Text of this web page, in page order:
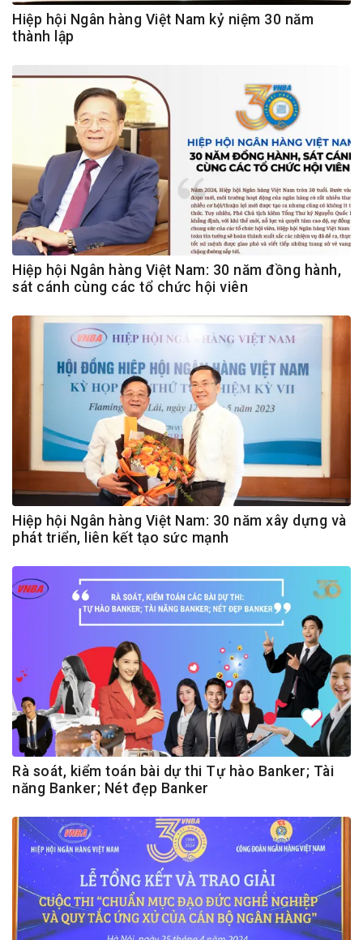
Hiệp hội Ngân hàng Việt Nam kỷ niệm 30 năm
thành lập
Hiệp hội Ngân hàng Việt Nam: 30 năm đồng hành,
sát cánh cùng các tổ chức hội viên
Hiệp hội Ngân hàng Việt Nam: 30 năm xây dựng và
phát triển, liên kết tạo sức mạnh
Rà soát, kiểm toán bài dự thi Tự hào Banker; Tài
năng Banker; Nét đẹp Banker